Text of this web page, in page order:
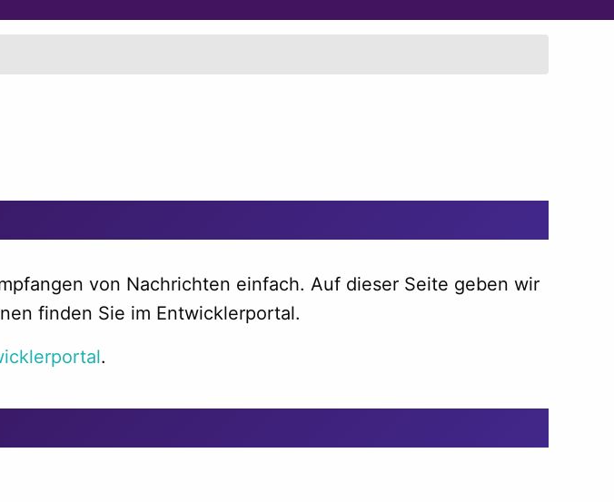
von Nachrichten einfach. Auf dieser Seite geben wir
finden Sie im Entwicklerportal.
.